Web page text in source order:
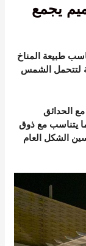
يجمع
طبيعة المناخ
لتتحمل الشمس
الحدائق
يتناسب مع ذوق
الشكل العام